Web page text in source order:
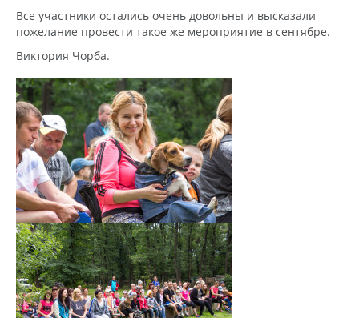
Все участники остались очень довольны и высказали
пожелание провести такое же мероприятие в сентябре.
Виктория Чорба.